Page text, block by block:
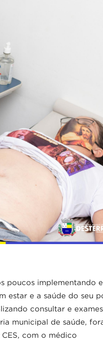
poucos implementando
estar e a saúde do seu
consultar e exames
municipal de saúde,
com o médico